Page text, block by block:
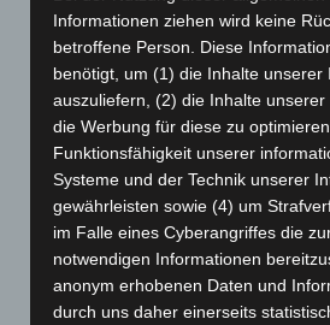
März 2025
Februar 2025(96)
Januar 2025(88)
Dezember 2024(89)
November 2024(94)
Oktober 2024(93)
September 2024(112)
August 2024(107)
Juli 2024
(89)
Informationen ziehen wird keine
betroffene Person. Diese
benötigt, um (1) die Inhalte unserer
auszuliefern, (2) die Inhalte
die Werbung für diese zu
Funktionsfähigkeit unserer
Systeme und der Technik unserer
gewährleisten sowie (4) um
im Falle eines Cyberangriffes die
notwendigen Informationen
anonym erhobenen Daten und
durch uns daher einerseits